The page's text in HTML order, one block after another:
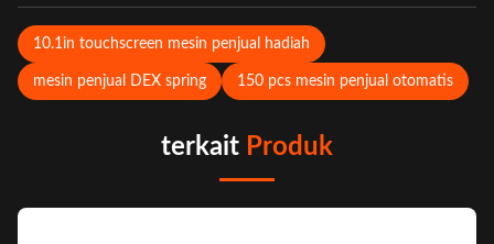
10.1in touchscreen mesin penjual hadiah
mesin penjual DEX spring 150 pcs mesin penjual otomatis
terkait Produk